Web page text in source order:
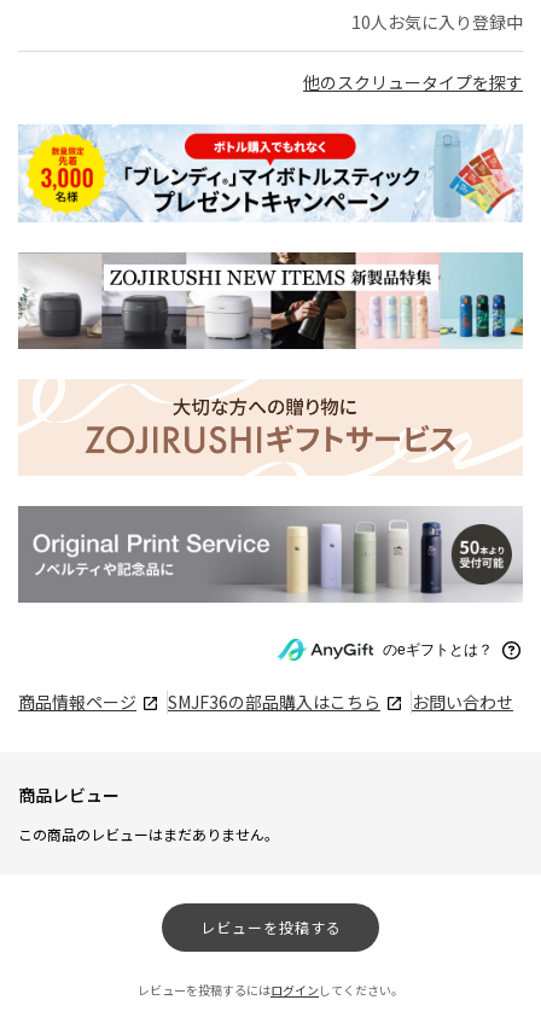
10人お気に入り登録中
他のスクリュータイプを探す
のeギフトとは？
商品情報ページ SMJF36の部品購入はこちら お問い合わせ
商品レビュー
この商品のレビューはまだありません。
レビューを投稿する
レビューを投稿するにはログイン してください。